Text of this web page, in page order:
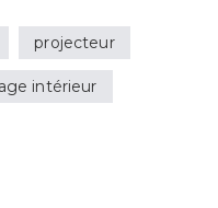
projecteur
intérieur